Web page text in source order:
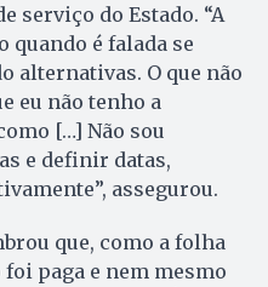
serviço do Estado. “A
quando é falada se
alternativas. O que não
eu não tenho a
[…] Não sou
e definir datas,
assegurou.
que, como a folha
paga e nem mesmo